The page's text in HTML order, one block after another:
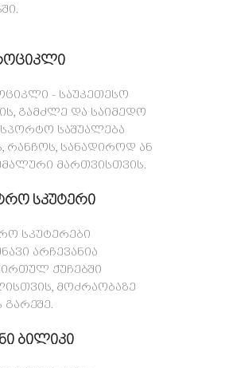
- საუკეთესო
გამძლე და საიმედო
საშუალება
რანჩოს, სანადიროდ ან
მართვისთვის.
სკუტერი
სკუტერები
არჩევანია
ქუჩებში
მოძრაობაზე
გარეშე.
ბილიკი